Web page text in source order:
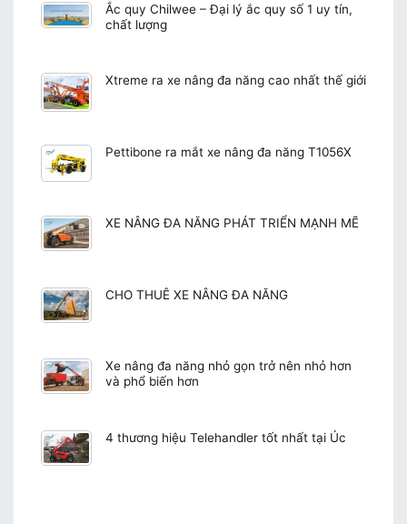
Ắc quy Chilwee – Đại lý ắc quy số 1 uy tín,
chất lượng
Xtreme ra xe nâng đa năng cao nhất thế giới
Pettibone ra mắt xe nâng đa năng T1056X
XE NÂNG ĐA NĂNG PHÁT TRIỂN MẠNH MẼ
CHO THUÊ XE NÂNG ĐA NĂNG
Xe nâng đa năng nhỏ gọn trở nên nhỏ hơn
và phổ biến hơn
4 thương hiệu Telehandler tốt nhất tại Úc